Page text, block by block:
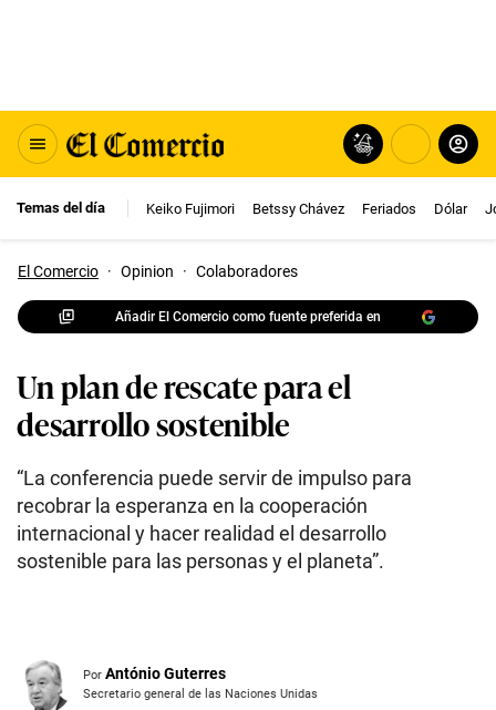
Temas del día Keiko Fujimori Betssy Chávez Feriados Dólar
El Comercio · Opinion · Colaboradores
Añadir El Comercio como fuente preferida en
Un plan de rescate para el
desarrollo sostenible
“La conferencia puede servir de impulso para
recobrar la esperanza en la cooperación
internacional y hacer realidad el desarrollo
sostenible para las personas y el planeta”.
Por António Guterres
Secretario general de las Naciones Unidas